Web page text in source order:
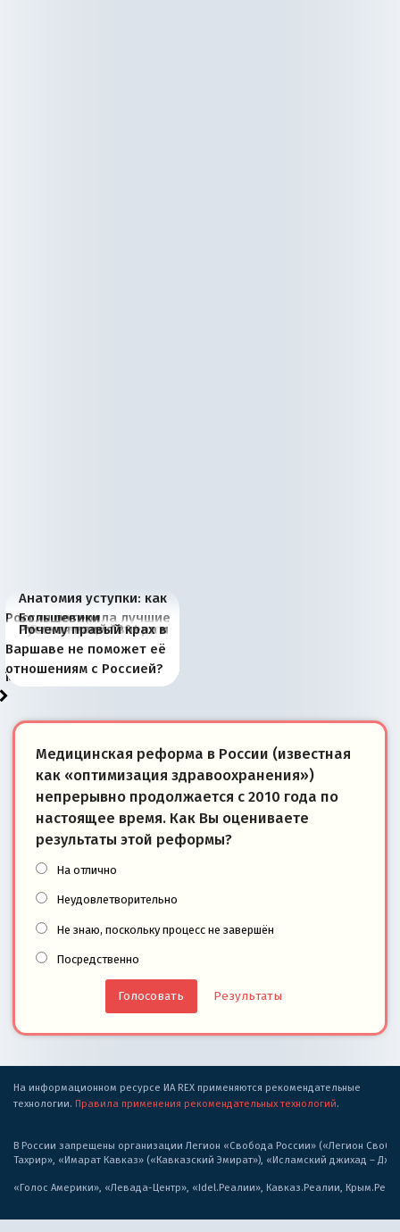
Анатомия уступки: как
Россия потеряла лучшие
рыбопромысловые
районы Баренцева
моря
Большевики
отличаются от «Яблока»
тем, что они -
победители
Киевская марионетка
Запада рассказала о
«переобувании» хозяев
В России назрели
перемены: 15 шагов к
суверенной экономике
Миграционный пожар
Европы
Россия начинает
сбрасывать балласт
Анкориджа
Россия зимой 1904
года: первые уступки во
внутренней политике
Русская нация вчера и
сегодня
Почему правый крах в
Варшаве не поможет её
отношениям с Россией?
Медицинская реформа в России (известная
как «оптимизация здравоохранения»)
непрерывно продолжается с 2010 года по
настоящее время. Как Вы оцениваете
результаты этой реформы?
На отлично
Неудовлетворительно
Не знаю, поскольку процесс не завершён
Посредственно
Результаты
На информационном ресурсе ИА REX применяются рекомендательные
технологии. Правила применения рекомендательных технологий.
В России запрещены организации Легион «Свобода России» («Легион
Тахрир», «Имарат Кавказ» («Кавказский Эмират»), «Исламский джихад –
«Голос Америки», «Левада-Центр», «Idel.Реалии», Кавказ.Реалии,